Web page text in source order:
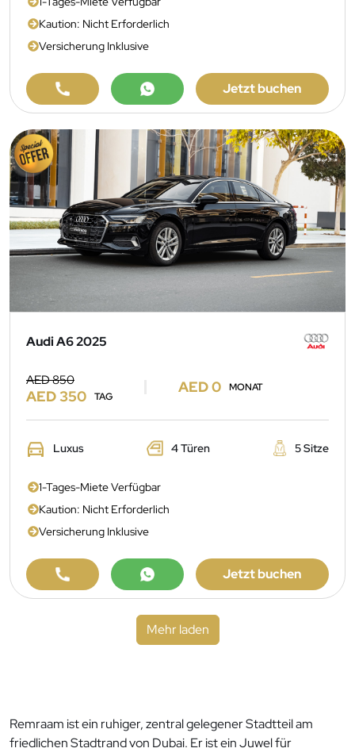
Kaution: Nicht Erforderlich
Versicherung Inklusive
Jetzt buchen
Audi A6 2025
AED 850
AED 350 TAG
AED 0 MONAT
Luxus 4 Türen 5 Sitze
1-Tages-Miete Verfügbar
Kaution: Nicht Erforderlich
Versicherung Inklusive
Jetzt buchen
Mehr laden
Remraam ist ein ruhiger, zentral gelegener Stadtteil am
friedlichen Stadtrand von Dubai. Er ist ein Juwel für